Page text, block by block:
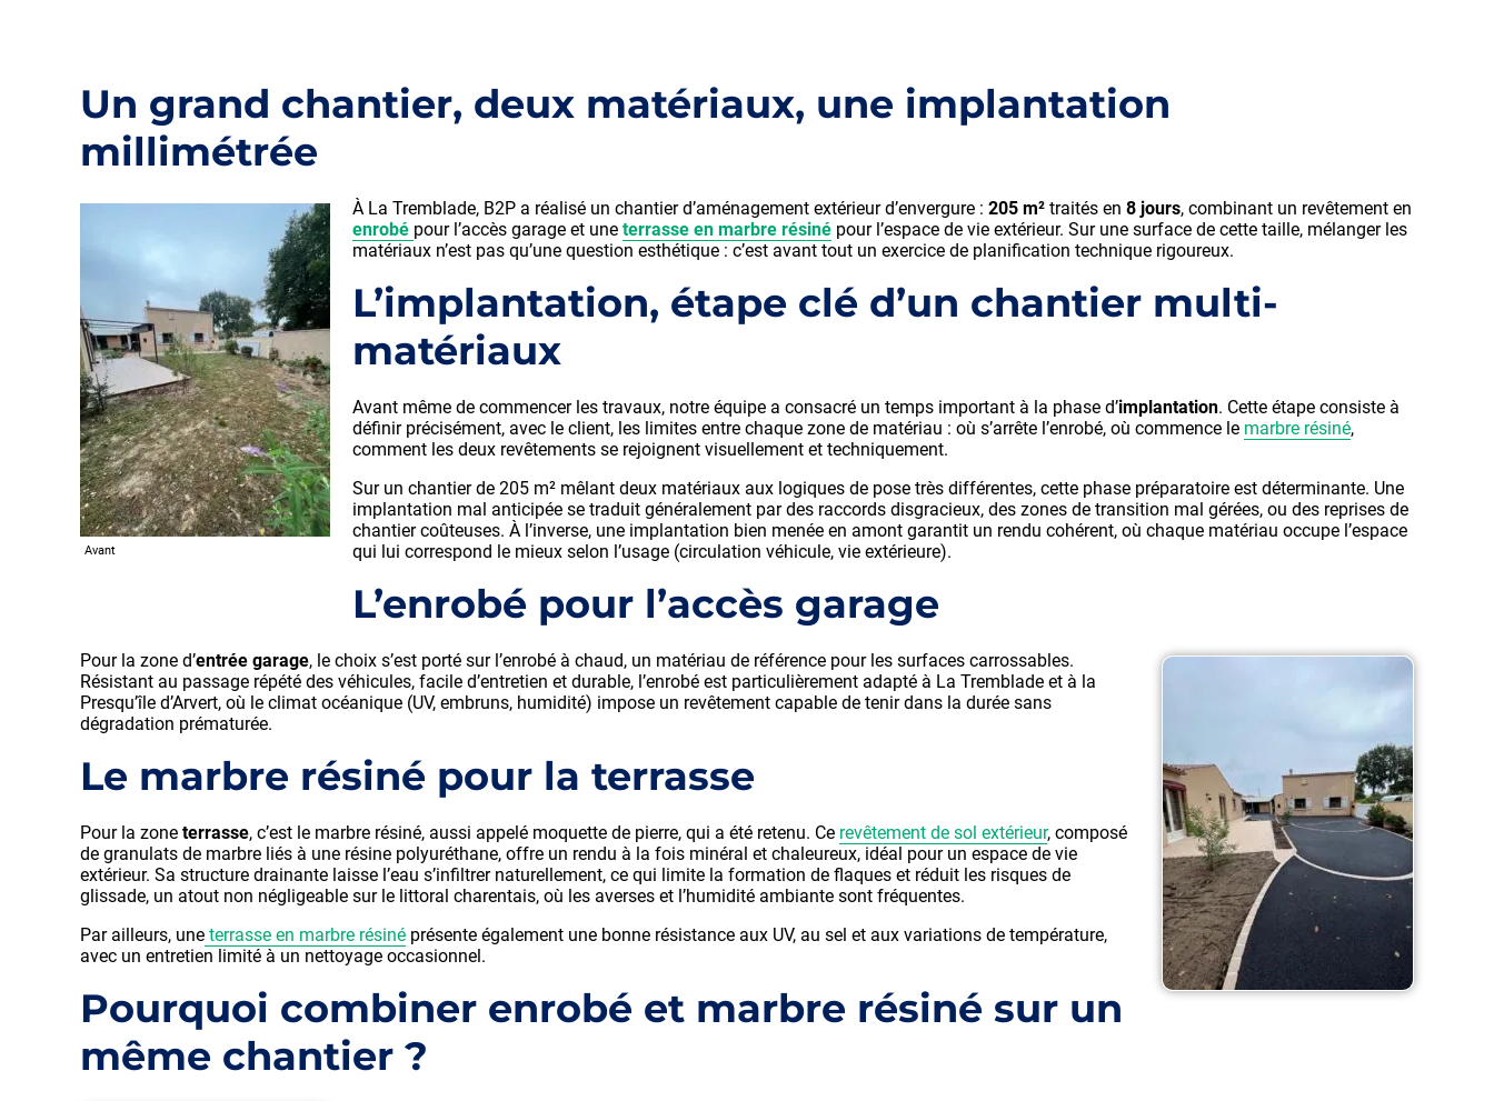
Un grand chantier, deux matériaux, une implantation
millimétrée
Avant
À La Tremblade, B2P a réalisé un chantier d’aménagement extérieur d’envergure : 205 m² traités en 8 jours, combinant un revêtement en
enrobé pour l’accès garage et une terrasse en marbre résiné pour l’espace de vie extérieur. Sur une surface de cette taille, mélanger les
matériaux n’est pas qu’une question esthétique : c’est avant tout un exercice de planification technique rigoureux.
L’implantation, étape clé d’un chantier multi-
matériaux
Avant même de commencer les travaux, notre équipe a consacré un temps important à la phase d’implantation. Cette étape consiste à
définir précisément, avec le client, les limites entre chaque zone de matériau : où s’arrête l’enrobé, où commence le marbre résiné,
comment les deux revêtements se rejoignent visuellement et techniquement.
Sur un chantier de 205 m² mêlant deux matériaux aux logiques de pose très différentes, cette phase préparatoire est déterminante. Une
implantation mal anticipée se traduit généralement par des raccords disgracieux, des zones de transition mal gérées, ou des reprises de
chantier coûteuses. À l’inverse, une implantation bien menée en amont garantit un rendu cohérent, où chaque matériau occupe l’espace
qui lui correspond le mieux selon l’usage (circulation véhicule, vie extérieure).
L’enrobé pour l’accès garage
Pour la zone d’entrée garage, le choix s’est porté sur l’enrobé à chaud, un matériau de référence pour les surfaces carrossables.
Résistant au passage répété des véhicules, facile d’entretien et durable, l’enrobé est particulièrement adapté à La Tremblade et à la
Presqu’île d’Arvert, où le climat océanique (UV, embruns, humidité) impose un revêtement capable de tenir dans la durée sans
dégradation prématurée.
Le marbre résiné pour la terrasse
Pour la zone terrasse, c’est le marbre résiné, aussi appelé moquette de pierre, qui a été retenu. Ce revêtement de sol extérieur, composé
de granulats de marbre liés à une résine polyuréthane, offre un rendu à la fois minéral et chaleureux, idéal pour un espace de vie
extérieur. Sa structure drainante laisse l’eau s’infiltrer naturellement, ce qui limite la formation de flaques et réduit les risques de
glissade, un atout non négligeable sur le littoral charentais, où les averses et l’humidité ambiante sont fréquentes.
Par ailleurs, une terrasse en marbre résiné présente également une bonne résistance aux UV, au sel et aux variations de température,
avec un entretien limité à un nettoyage occasionnel.
Pourquoi combiner enrobé et marbre résiné sur un
même chantier ?